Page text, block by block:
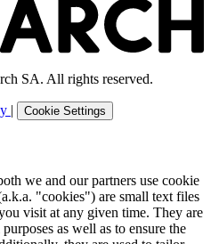
SA. All rights reserved.
| Cookie Settings
we and our partners use cookie
"cookies") are small text files
visit at any given time. They are
as well as to ensure the